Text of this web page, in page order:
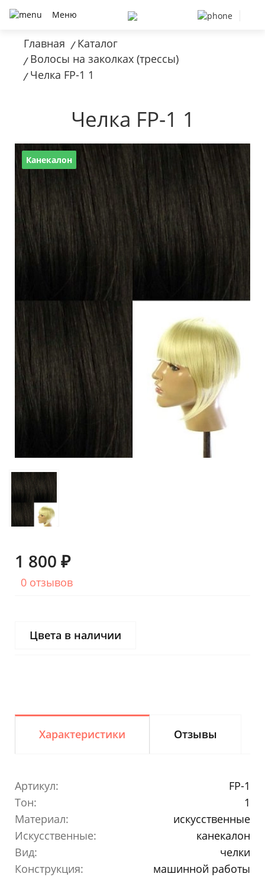
Меню
Главная / Каталог
/ Волосы на заколках (трессы)
/ Челка FP-1 1
Челка FP-1 1
Канекалон
1 800 ₽
0 отзывов
Цвета в наличии
Характеристики Отзывы
Артикул:
FP-1
Тон:
1
Материал:
искусственные
Искусственные:
канекалон
Вид:
челки
Конструкция:
машинной работы